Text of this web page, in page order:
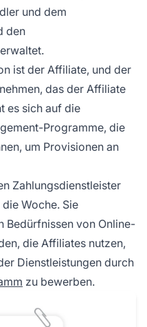
und dem
den
ist der Affiliate, und der
das der Affiliate
es sich auf die
Programme, die
um Provisionen an
Zahlungsdienstleister
Woche. Sie
Bedürfnissen von Online-
die Affiliates nutzen,
Dienstleistungen durch
zu bewerben.